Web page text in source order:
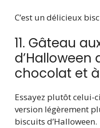
C’est un délicieux
11. Gâteau
chocolat et à
Essayez plutôt celui-
version légèrement
biscuits d’Halloween.